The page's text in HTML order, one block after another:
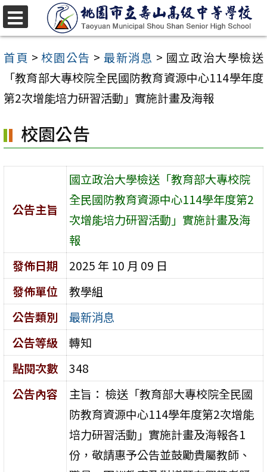
跳
至
主
內
區
首頁 >校園公告 >最新消息 > 國立政治大學檢送
「教育部大專校院全民國防教育資源中心114學年度
第2次增能培力研習活動」實施計畫及海報
校園公告
公告主旨
國立政治大學檢送「教育部大專校院
全民國防教育資源中心114學年度第2
次增能培力研習活動」實施計畫及海
報
發佈日期
2025 年 10 月 09 日
發佈單位
教學組
公告類別
最新消息
公告等級
轉知
點閱次數
348
公告內容
主旨： 檢送「教育部大專校院全民國
防教育資源中心114學年度第2次增能
培力研習活動」實施計畫及海報各1
份，敬請惠予公告並鼓勵貴屬教師、
選
單